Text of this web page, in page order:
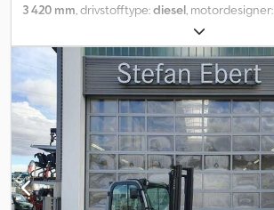
3 420 mm, drivstofftype:diesel, motordesigner: